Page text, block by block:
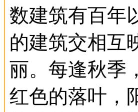
数建筑有百年
的建筑交相互
丽。每逢秋季
红色的落叶，